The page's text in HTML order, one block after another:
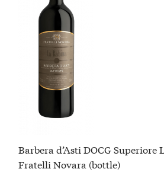
Barbera d’Asti DOCG Superiore
Fratelli Novara (bottle)